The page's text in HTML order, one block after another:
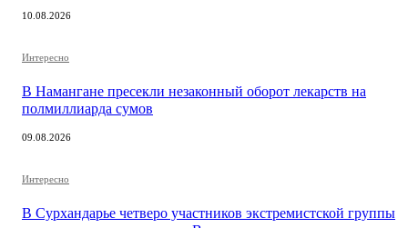
10.08.2026
Интересно
В Намангане пресекли незаконный оборот лекарств на
полмиллиарда сумов
09.08.2026
Интересно
В Сурхандарье четверо участников экстремистской группы